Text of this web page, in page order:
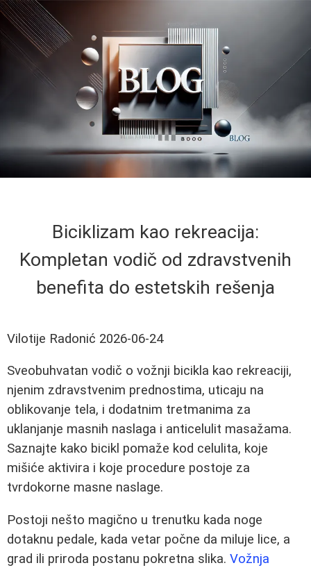
Biciklizam kao rekreacija:
Kompletan vodič od zdravstvenih
benefita do estetskih rešenja
Vilotije Radonić 2026-06-24
Sveobuhvatan vodič o vožnji bicikla kao rekreaciji,
njenim zdravstvenim prednostima, uticaju na
oblikovanje tela, i dodatnim tretmanima za
uklanjanje masnih naslaga i anticelulit masažama.
Saznajte kako bicikl pomaže kod celulita, koje
mišiće aktivira i koje procedure postoje za
tvrdokorne masne naslage.
Postoji nešto magično u trenutku kada noge
dotaknu pedale, kada vetar počne da miluje lice, a
grad ili priroda postanu pokretna slika. Vožnja